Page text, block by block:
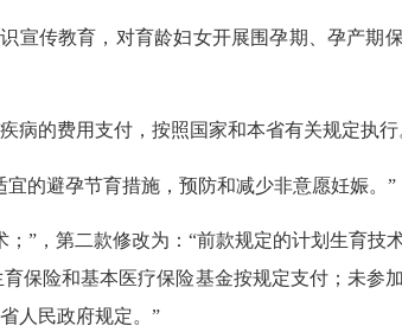
传教育，对育龄妇女开展围孕期、孕产期
的费用支付，按照国家和本省有关规定执行
的避孕节育措施，预防和减少非意愿妊娠。”
”，第二款修改为：“前款规定的计划生育技
保险和基本医疗保险基金按规定支付；未参
人民政府规定。”